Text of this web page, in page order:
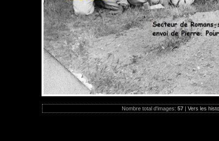
Nombre total d'images: 57 | Vers les